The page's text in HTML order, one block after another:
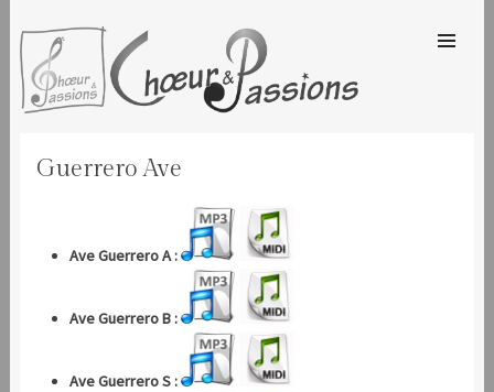
CONTENT
Guerrero Ave
Ave Guerrero A :
Ave Guerrero B :
Ave Guerrero S :